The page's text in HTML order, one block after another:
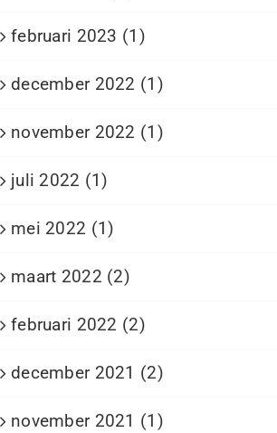
februari 2023 (1)
december 2022 (1)
november 2022 (1)
juli 2022 (1)
mei 2022 (1)
maart 2022 (2)
februari 2022 (2)
december 2021 (2)
november 2021 (1)